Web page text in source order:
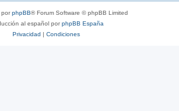
porphpBB® Forum Software © phpBB Limited
al español porphpBB España
Privacidad | Condiciones